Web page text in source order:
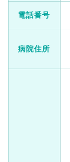
電話番号
病院住所